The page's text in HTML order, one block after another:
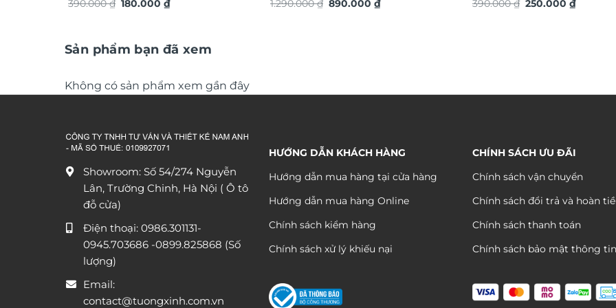
390.000₫ Giá
180.000₫Giá
180.000 ₫.
TG4933S
1.290.000₫ Giá
890.000₫Giá
TG4939S
390.000₫ Giá
250.000₫Giá
Sản phẩm bạn đã xem
Không có sản phẩm xem gần đây
Showroom: Số 54/274 Nguyễn
Lân, Trường Chinh, Hà Nội ( Ô tô
đỗ cửa)
Điện thoại: 0986.301131-
0945.703686 -0899.825868 (Số
lượng)
Email:
contact@tuongxinh.com.vn
HƯỚNG DẪN KHÁCH HÀNG
Hướng dẫn mua hàng tại cửa hàng
Hướng dẫn mua hàng Online
Chính sách kiểm hàng
Chính sách xử lý khiếu nại
CHÍNH SÁCH ƯU ĐÃI
Chính sách vận chuyển
Chính sách đổi trả và hoàn
Chính sách thanh toán
Chính sách bảo mật thông tin